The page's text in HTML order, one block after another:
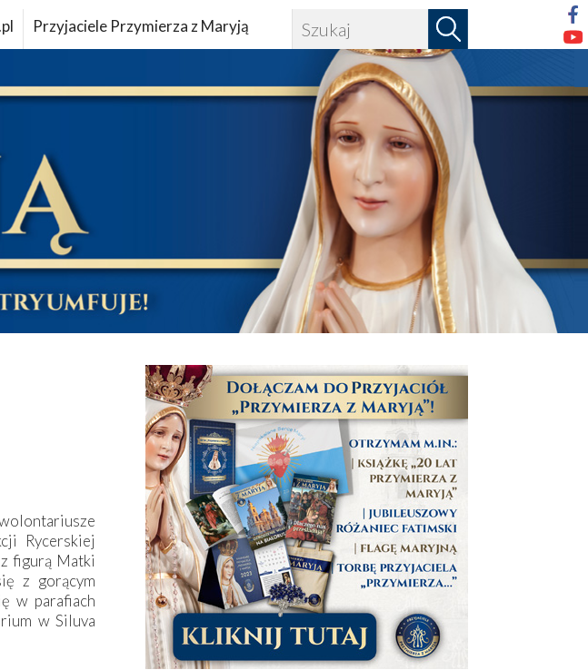
Przyjaciele Przymierza z Maryją
Rycerskiej
figurą Matki
z gorącym
w parafiach
w Siluva